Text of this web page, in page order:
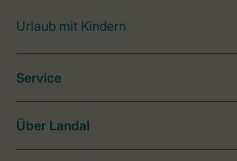
Urlaub mit Kindern
Service
Über Landal